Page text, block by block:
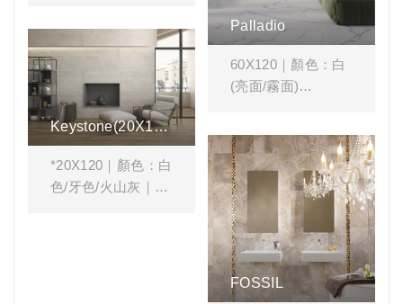
廳 #衛浴 #石紋 #造
型磚
Palladio
60X120｜顏色：白
(亮面/霧面)
廳 #餐廳 #商業空間
#大理石紋 #白色系
Keystone(20X120
*20X120｜顏色：白
色/牙色/火山灰｜壁
FOSSIL